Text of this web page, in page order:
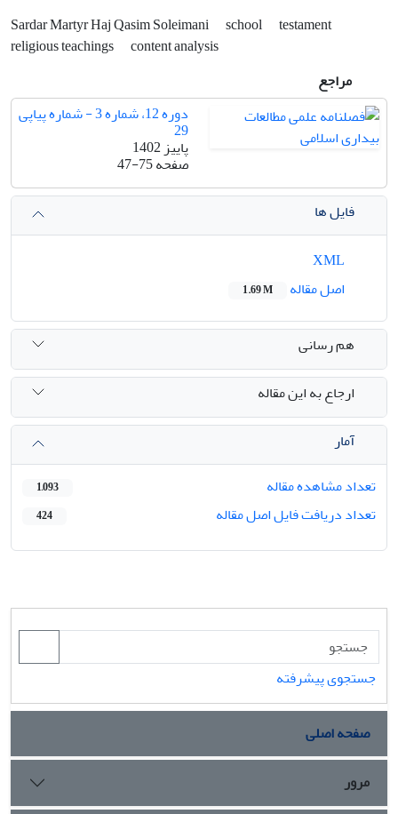
Sardar Martyr Haj Qasim Soleimani school
testament
religious teachings
content analysis
مراجع
دوره 12، شماره 3 - شماره پیاپی
29
پاییز 1402
صفحه47-75
فایل ها
اصل مقاله
1.69 M
هم رسانی
ارجاع به این مقاله
آمار
تعداد مشاهده مقاله
1,093
تعداد دریافت فایل اصل مقاله 424
جستجوی پیشرفته
صفحه اصلی
مرور